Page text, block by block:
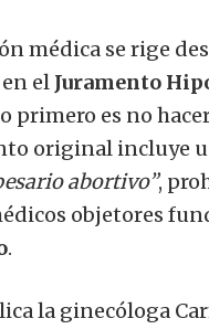
médica se rige
el Juramento
primero es no
original incluye
abortivo”,
objetores
.
la ginecóloga